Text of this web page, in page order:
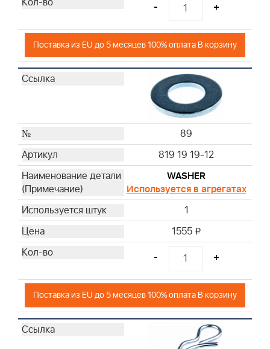
- +
Поставка из EU до 5 месяцев 100% оплата В корзину
89
819 19 19-12
WASHER
Используется в агрегатах
1
1555 i
- +
Поставка из EU до 5 месяцев 100% оплата В корзину